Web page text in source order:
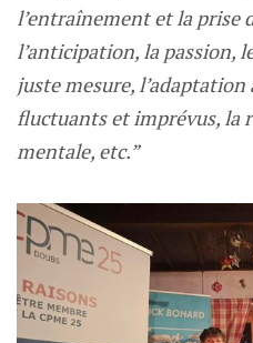
l’entraînement et la prise
l’anticipation, la passion,
juste mesure,
fluctuants et imprévus, la
mentale, etc.”